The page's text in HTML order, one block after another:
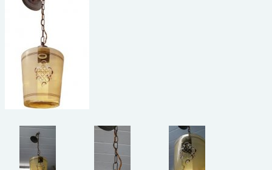
reclamevoorwerpen/merken
curiosa
schilderijen
porselein/aardewerk
medailles/munten/bankbiljetten
ets/tekening/litho/gravure